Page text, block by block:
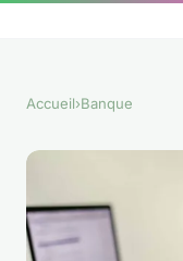
Accueil›Banque